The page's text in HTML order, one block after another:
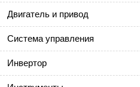
Двигатель и привод
Система управления
Инвертор